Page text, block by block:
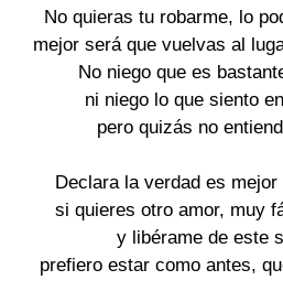
No quieras tu robarme, lo
mejor será que vuelvas al
No niego que es
ni niego lo que siento
pero quizás no
Declara la verdad es mejor
si quieres otro amor, muy
y libérame de este
prefiero estar como antes,